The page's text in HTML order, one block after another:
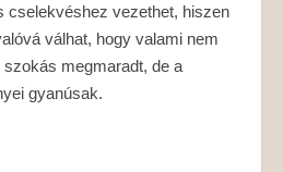
cselekvéshez vezethet, hiszen
válhat, hogy valami nem
megmaradt, de a
gyanúsak.